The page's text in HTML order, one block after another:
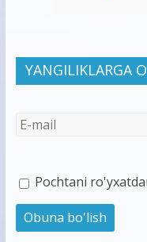
YANGILIKLARGA
Pochtani